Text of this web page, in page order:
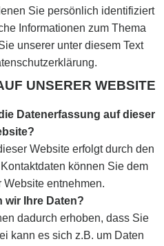
Sie persönlich identifiziert
Informationen zum Thema
unserer unter diesem Text
UNSERER WEBSITE
Datenerfassung auf dieser
Website erfolgt durch den
können Sie dem
Website entnehmen.
wir Ihre Daten?
dadurch erhoben, dass Sie
kann es sich z.B. um Daten